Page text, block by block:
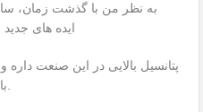
به نظر من با گذشت زمان،
ایده های
پتانسیل بالایی در این صنعت
بازار، میشه به آینده اش امیدوار بود.